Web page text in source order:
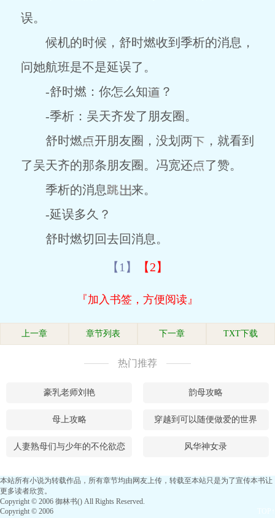
误。
候机的时候，舒时燃收到季析的消息，
问她航班是不是延误了。
-舒时燃：你怎么知
？
-季析：吴天齐发了朋友圈。
舒时燃
开朋友圈，没划两
，就看到
了吴天齐的那条朋友圈。冯宽还
了赞。
季析的消息
来。
-延误多久？
舒时燃切回去回消息。
【1】 【2】
『加入书签，方便阅读』
上一章 章节列表 下一章 TXT下载
热门推荐
豪乳老师刘艳 韵母攻略
母上攻略 穿越到可以随便做爱的世界
人妻熟母们与少年的不伦欲恋 风华神女录
本站所有小说为转载作品，所有章节均由网友上传，转载至本站只是为了宣传本书让
更多读者欣赏。
Copyright © 2006 御林书() All Rights Reserved.
Copyright © 2006